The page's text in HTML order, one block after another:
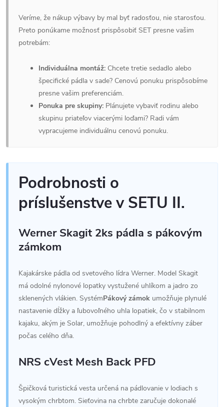
Veríme, že nákup výbavy by mal byť radosťou, nie starosťou.
Preto ponúkame možnosť prispôsobiť SET presne vašim
potrebám:
Individuálna montáž: Chcete tretie sedadlo alebo
špecifické pádla v sade? Cenovú ponuku prispôsobíme
presne vašim preferenciám.
Ponuka pre skupiny: Plánujete vybaviť rodinu alebo
skupinu priateľov viacerými loďami? Radi vám
vypracujeme individuálnu cenovú ponuku.
Podrobnosti o
príslušenstve v SETU II.
Werner Skagit 2ks pádla s pákovým
zámkom
Kajakárske pádla od svetového lídra Werner. Model Skagit
má odolné nylonové lopatky vystužené uhlíkom a jadro zo
sklenených vlákien. SystémPákový zámok umožňuje plynulé
nastavenie dĺžky a ľubovoľného uhla lopatiek, čo v stabilnom
kajaku, akým je Solar, umožňuje pohodlný a efektívny záber
počas celého dňa.
NRS cVest Mesh Back PFD
Špičková turistická vesta určená na pádlovanie v lodiach s
vysokým chrbtom. Sieťovina na chrbte zaručuje dokonalé